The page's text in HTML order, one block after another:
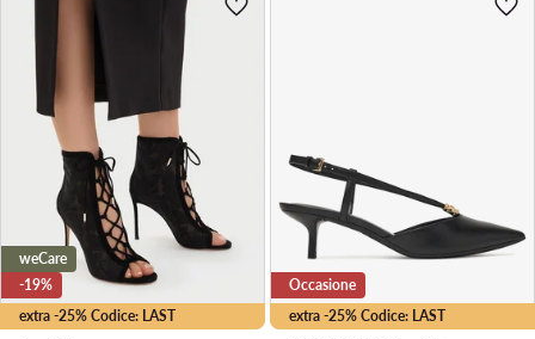
extra -25% Codice: LAST
weCare
-19%
extra -25% Codice: LAST
Occasione